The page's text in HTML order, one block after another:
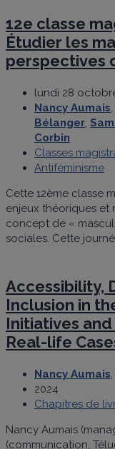
12e classe
Étudier les
perspectives
lundi 28
Nancy Aumais,
Bélanger,
Corbin
Classes
Antiféminisme
Cette 12ème classe
enjeux théoriques et
concept de «
sociales. Cette
Accessibility,
Inclusion in
Initiatives
Real-life
Nancy Aumais,
2024
Chapitres de
Nancy Aumais
(communication,